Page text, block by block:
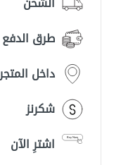
طرق الدفع
داخل
شكرنز
اشترِ الآن